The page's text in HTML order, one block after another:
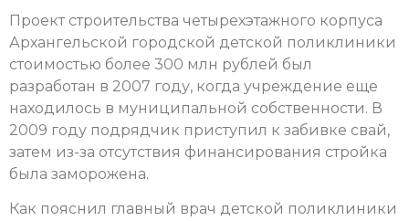
Проект строительства четырехэтажного корпуса
Архангельской городской детской поликлиники
стоимостью более 300 млн рублей был
разработан в 2007 году, когда учреждение еще
находилось в муниципальной собственности. В
2009 году подрядчик приступил к забивке свай,
затем из-за отсутствия финансирования стройка
была заморожена.
Как пояснил главный врач детской поликлиники